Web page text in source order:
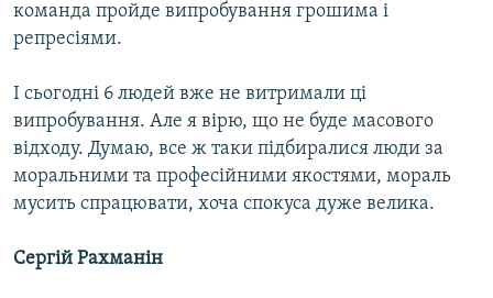
команда пройде випробування грошима і
репресіями.
І сьогодні 6 людей вже не витримали ці
випробування. Але я вірю, що не буде масового
відходу. Думаю, все ж таки підбиралися люди за
моральними та професійними якостями, мораль
мусить спрацювати, хоча спокуса дуже велика.
Сергій Рахманін